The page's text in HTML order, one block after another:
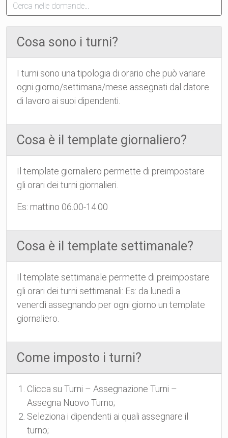
Cosa sono i turni?
I turni sono una tipologia di orario che può variare
ogni giorno/settimana/mese assegnati dal datore
di lavoro ai suoi dipendenti.
Cosa è il template giornaliero?
Il template giornaliero permette di preimpostare
gli orari dei turni giornalieri.
Es: mattino 06.00-14.00
Cosa è il template settimanale?
Il template settimanale permette di preimpostare
gli orari dei turni settimanali: Es: da lunedì a
venerdì assegnando per ogni giorno un template
giornaliero.
Come imposto i turni?
Clicca su Turni – Assegnazione Turni –
Assegna Nuovo Turno;
Seleziona i dipendenti ai quali assegnare il
turno;